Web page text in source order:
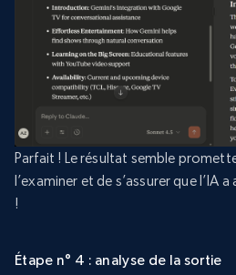
Parfait ! Le résultat semble
l’examiner et de s’assurer que l’IA
!
Étape n° 4 : analyse de la sortie